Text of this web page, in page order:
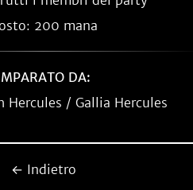
200 mana
DA:
Hercules / Gallia Hercules
← Indietro